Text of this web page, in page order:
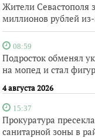
Жители Севастополя
миллионов рублей
08:59
Подросток обменял
на мопед и стал
4 августа 2026
15:37
Прокуратура
санитарной зоны в